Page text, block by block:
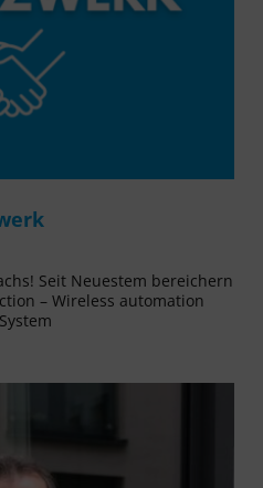
Seit Neuestem bereichern
– Wireless automation